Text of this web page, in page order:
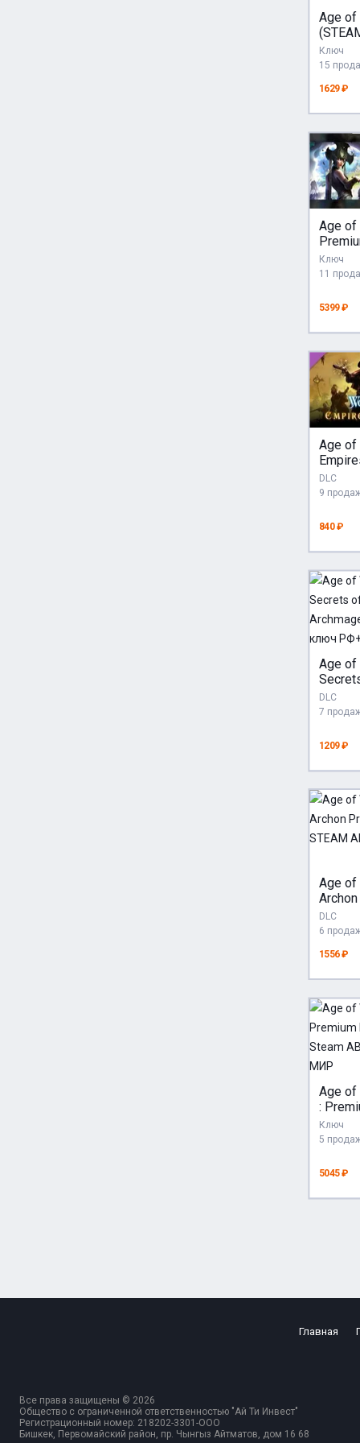
Age of
Г |
Ключ
15
1629 ₽
Age of
МИР
Ключ
11
5399 ₽
Age of
DLC
9
840 ₽
Age of
Steam
DLC
7
1209 ₽
Age of
DLC
DLC
6
1556 ₽
Age of
:
/
РУ +
Ключ
5
5045 ₽
Главная
Все права защищены © 2026
Общество с ограниченной ответственностью "Ай Ти Инвест"
Регистрационный номер: 218202-3301-ООО
Бишкек, Первомайский район, пр. Чынгыз Айтматов, дом 16 68